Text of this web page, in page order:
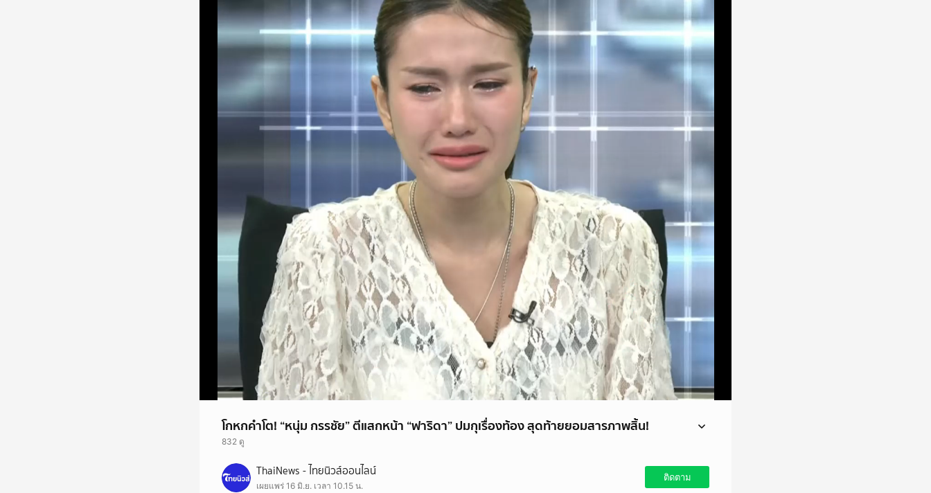
โกหกคำโต! “หนุ่ม กรรชัย” ตีแสกหน้า “ฟาริดา” ปมกุเรื่องท้อง สุดท้ายยอมสารภาพสิ้น!
832 ดู
โกหกคำโต! “หนุ่ม กรรชัย” ตีแสกหน้า “ฟาริดา” ปมกุเรื่องท้อง สุดท้ายยอมสารภาพสิ้น!
ThaiNews - ไทยนิวส์ออนไลน์
เผยแพร่ 16 มิ.ย. เวลา 10.15 น.
ติดตาม